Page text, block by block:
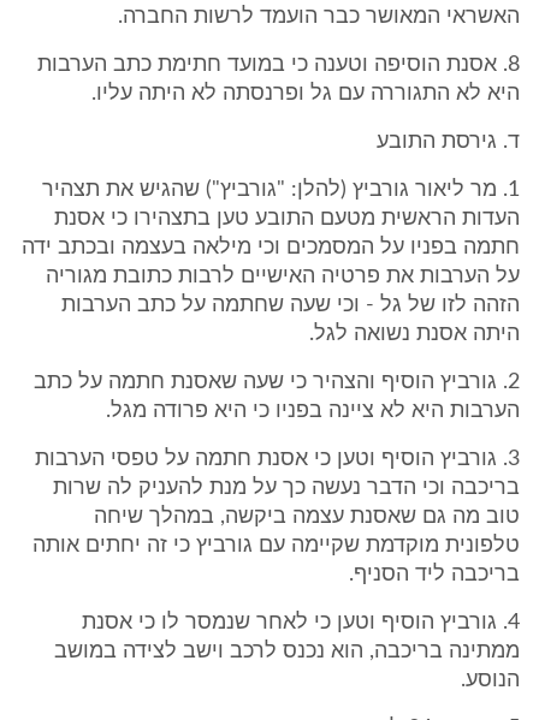
האשראי המאושר כבר הועמד לרשות החברה.
8. אסנת הוסיפה וטענה כי במועד חתימת כתב הערבות
היא לא התגוררה עם גל ופרנסתה לא היתה עליו.
ד. גירסת התובע
1. מר ליאור גורביץ (להלן: "גורביץ") שהגיש את תצהיר
העדות הראשית מטעם התובע טען בתצהירו כי אסנת
חתמה בפניו על המסמכים וכי מילאה בעצמה ובכתב ידה
על הערבות את פרטיה האישיים לרבות כתובת מגוריה
הזהה לזו של גל - וכי שעה שחתמה על כתב הערבות
היתה אסנת נשואה לגל.
2. גורביץ הוסיף והצהיר כי שעה שאסנת חתמה על כתב
הערבות היא לא ציינה בפניו כי היא פרודה מגל.
3. גורביץ הוסיף וטען כי אסנת חתמה על טפסי הערבות
בריכבה וכי הדבר נעשה כך על מנת להעניק לה שרות
טוב מה גם שאסנת עצמה ביקשה, במהלך שיחה
טלפונית מוקדמת שקיימה עם גורביץ כי זה יחתים אותה
בריכבה ליד הסניף.
4. גורביץ הוסיף וטען כי לאחר שנמסר לו כי אסנת
ממתינה בריכבה, הוא נכנס לרכב וישב לצידה במושב
הנוסע.